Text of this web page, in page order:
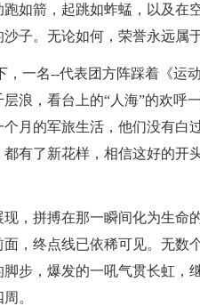
如箭，起跳如蚱蜢，以及在
子。无论如何，荣誉永远属于
，一名--代表团方阵踩着《运
浪，看台上的“人海”的欢呼
月的军旅生活，他们没有白
有了新花样，相信这好的开
，拼搏在那一瞬间化为生命
，终点线已依稀可见。无数
步，爆发的一吼气贯长虹，
。